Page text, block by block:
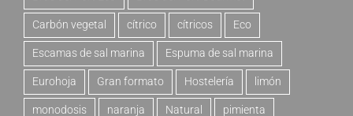
Carbón vegetal cítrico cítricos Eco
Escamas de sal marina Espuma de sal marina
Eurohoja Gran formato Hostelería limón
monodosis naranja Natural pimienta